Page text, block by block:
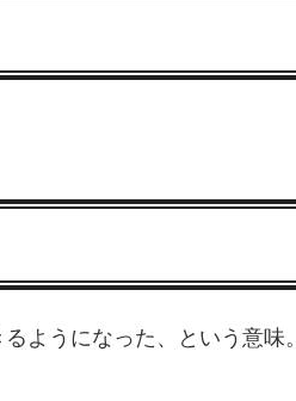
ようになった、という意味。